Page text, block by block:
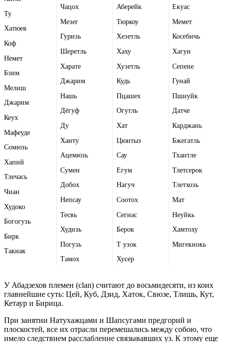
Ту
Хатюев
Коф
Немет
Бзим
Мелиш
Джарим
Кеух
Мафеуде
Сомюзь
Хапий
Тлечась
Чиан
Худоко
Богогузь
Бирк
Такиак
Чацох
Мезег
Гуризь
Шеретль
Харате
Джарим
Нашь
Дёгуф
Ду
Ханту
Ацемюзь
Сумен
Добох
Непсау
Тесвь
Худизь
Погузь
Тамох
Аберейк
Тюркоу
Хезетль
Хаху
Хузетль
Кудь
Пцашех
Огутль
Хат
Цюнтыз
Сау
Егум
Нагуч
Соотох
Сегиас
Берок
Т узок
Хусер
Екуас
Мемет
Косебичь
Хагун
Сепене
Гунай
Пшиуйк
Датче
Карджань
Бжегатль
Тхаитле
Тлетсерок
Тлетхозь
Мат
Неуйкь
Хамтоху
Мигекиокь
У Абадзехов племен (clan) считают до восьмидесяти, из коих
главнейшие суть: Цей, Куб, Дзид, Хаток, Свюзе, Тлишь, Кут,
Кетаур и Бирица.
При занятии Натухажцами и Шапсугами предгорий и
плоскостей, все их отрасли перемешались между собою, что
имело следствием расслабление связывавших уз. К этому еще